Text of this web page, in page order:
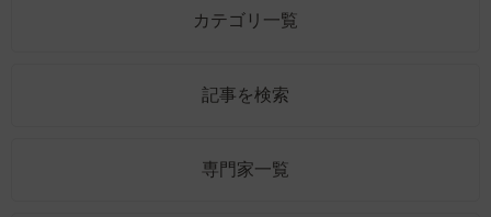
カテゴリ一覧
記事を検索
専門家一覧